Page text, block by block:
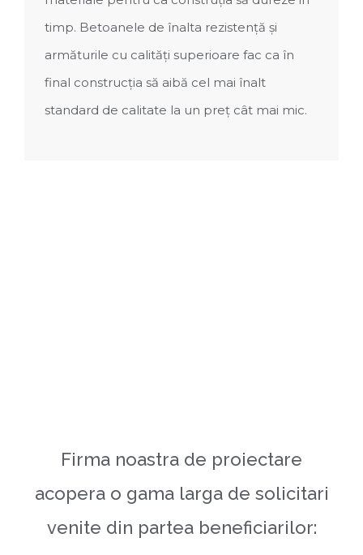
timp. Betoanele de înalta rezistență și
armăturile cu calități superioare fac ca în
final construcția să aibă cel mai înalt
standard de calitate la un preț cât mai mic.
Firma noastra de proiectare
acopera o gama larga de solicitari
venite din partea beneficiarilor: